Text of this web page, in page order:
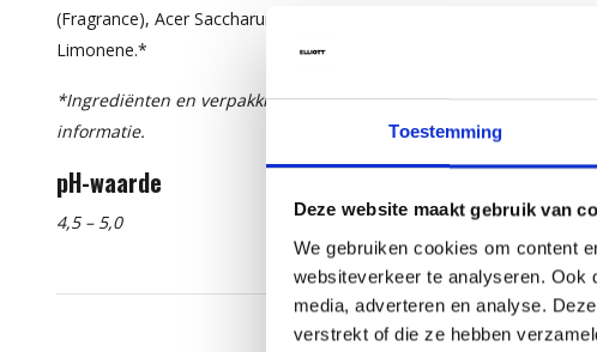
Toestemming
Deze website maakt gebruik van
We gebruiken cookies om content
websiteverkeer te analyseren. Ook
media, adverteren en analyse.
verstrekt of die ze hebben
(Fragrance), Acer Saccharum (Sugar Maple) Extract, Carya Illinoensis
Limonene.*
*Ingrediënten en verpakking kunnen wijzigen. Raadpleeg steeds
informatie.
pH-waarde
4,5 – 5,0